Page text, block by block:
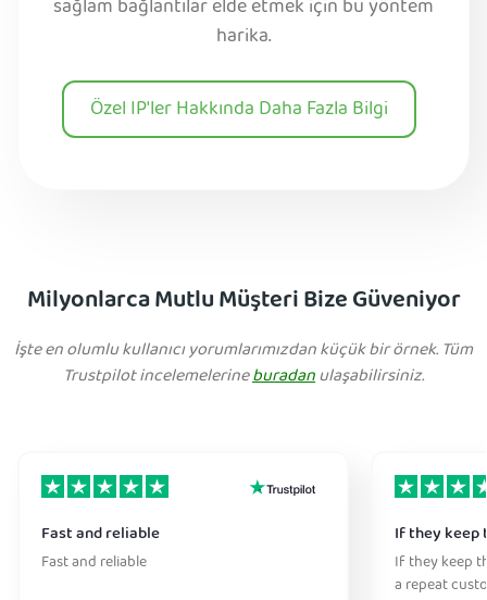
sağlam bağlantılar elde etmek için bu yöntem
harika.
Özel IP'ler Hakkında Daha Fazla Bilgi
Milyonlarca Mutlu Müşteri Bize Güveniyor
İşte en olumlu kullanıcı yorumlarımızdan küçük bir örnek. Tüm
Trustpilot incelemelerineburadanulaşabilirsiniz.
Fast and reliable
Fast and reliable
If they keep
If they keep
a repeat